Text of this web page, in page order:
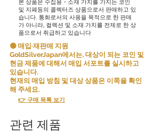
본 상품은 수집용・소재 가치를 가지는 코인
및 지폐등의 콜렉터즈 상품으로서 판매하고 있
습니다. 통화로서의 사용을 목적으로 한 판매
가 아니라, 컬렉션 및 소재 가치를 전제로 한 상
품으로서 취급하고 있습니다
🟢 매입·재판매 지원
GoldSilverJapan에서는, 대상이 되는 코인 및
현금 제품에 대해서 매입 서포트를 실시하고
있습니다.
현재의 매입 방침 및 대상 상품은 이쪽을 확인
해 주세요.
👉 구매 목록 보기
관련 제품